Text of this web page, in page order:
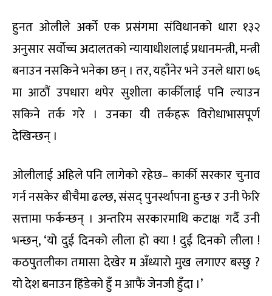
हुनत ओलीले अर्को एक प्रसंगमा संविधानको धारा १३२
अनुसार सर्वोच्च अदालतको न्यायाधीशलाई प्रधानमन्त्री, मन्त्री
बनाउन नसकिने भनेका छन् । तर, यहाँनेर भने उनले धारा ७६
मा आठौं उपधारा थपेर सुशीला कार्कीलाई पनि ल्याउन
सकिने तर्क गरे । उनका यी तर्कहरू विरोधाभासपूर्ण
देखिन्छन् ।
ओलीलाई अहिले पनि लागेको रहेछ– कार्की सरकार चुनाव
गर्न नसकेर बीचैमा ढल्छ, संसद् पुनर्स्थापना हुन्छ र उनी फेरि
सत्तामा फर्कन्छन् । अन्तरिम सरकारमाथि कटाक्ष गर्दै उनी
भन्छन्, ‘यो दुई दिनको लीला हो क्या ! दुई दिनको लीला !
कठपुतलीका तमासा देखेर म अँध्यारो मुख लगाएर बस्छु ?
यो देश बनाउन हिंडेको हुँ म आफैं जेनजी हुँदा ।’